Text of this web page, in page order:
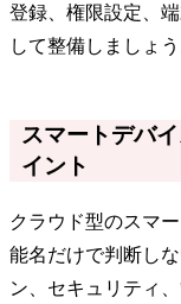
登録、権限設定、
して整備しましょう
スマートデバ
イント
クラウド型のスマ
能名だけで判断し
ン、セキュリティ